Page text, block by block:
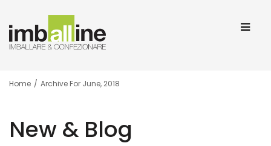
Home / Archive For June, 2018
New & Blog